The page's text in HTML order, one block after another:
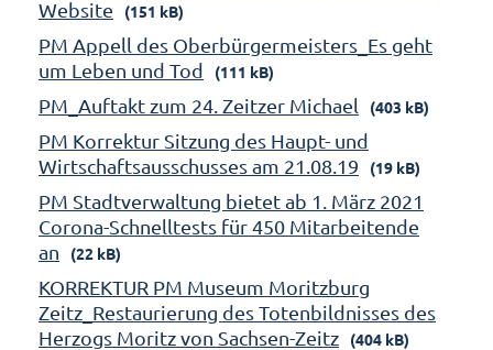
Website
(151 kB)
PM Appell des Oberbürgermeisters_Es geht
um Leben und Tod
(111 kB)
PM_Auftakt zum 24. Zeitzer Michael (403 kB)
PM Korrektur Sitzung des Haupt- und
Wirtschaftsausschusses am 21.08.19
(19 kB)
PM Stadtverwaltung bietet ab 1. März 2021
Corona-Schnelltests für 450 Mitarbeitende
an
(22 kB)
KORREKTUR PM Museum Moritzburg
Zeitz_Restaurierung des Totenbildnisses des
Herzogs Moritz von Sachsen-Zeitz
(404 kB)